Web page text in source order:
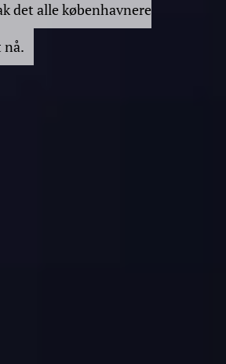
det alle københavnere
nå.